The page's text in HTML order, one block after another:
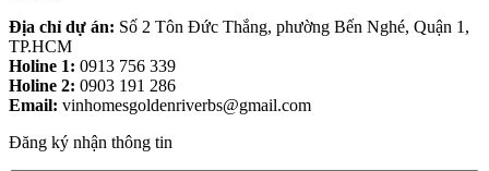
Địa chỉ dự án: Số 2 Tôn Đức Thắng, phường Bến Nghé, Quận 1,
TP.HCM
Holine 1: 0913 756 339
Holine 2: 0903 191 286
Email: vinhomesgoldenriverbs@gmail.com
Đăng ký nhận thông tin